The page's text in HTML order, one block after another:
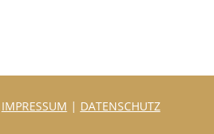
IMPRESSUM | DATENSCHUTZ